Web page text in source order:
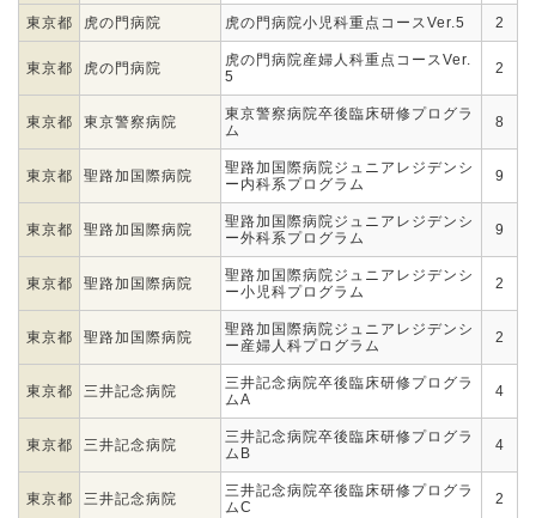
東京都 虎の門病院 虎の門病院小児科重点コースVer.5 2
東京都 虎の門病院
虎の門病院産婦人科重点コースVer.
5
2
東京都 東京警察病院
東京警察病院卒後臨床研修プログラ
ム
8
東京都 聖路加国際病院
聖路加国際病院ジュニアレジデンシ
ー内科系プログラム
9
東京都 聖路加国際病院
聖路加国際病院ジュニアレジデンシ
ー外科系プログラム
9
東京都 聖路加国際病院
聖路加国際病院ジュニアレジデンシ
ー小児科プログラム
2
東京都 聖路加国際病院
聖路加国際病院ジュニアレジデンシ
ー産婦人科プログラム
2
東京都 三井記念病院
三井記念病院卒後臨床研修プログラ
ムA
4
東京都 三井記念病院
三井記念病院卒後臨床研修プログラ
ムB
4
東京都 三井記念病院
三井記念病院卒後臨床研修プログラ
ムC
2